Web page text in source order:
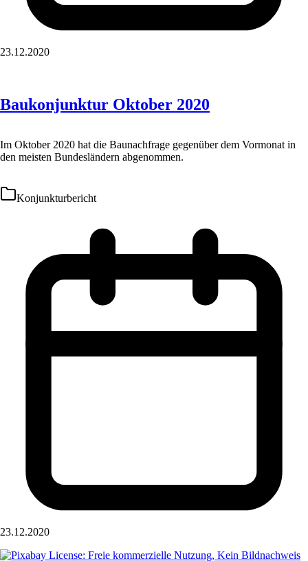
23.12.2020
Baukonjunktur Oktober 2020
Im Oktober 2020 hat die Baunachfrage gegenüber dem Vormonat in
den meisten Bundesländern abgenommen.
Konjunkturbericht
23.12.2020